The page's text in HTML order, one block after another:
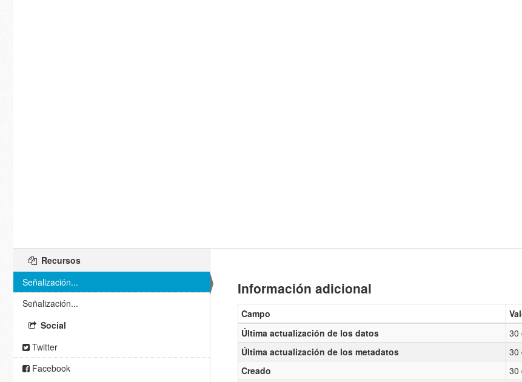
Recursos
Señalización...
Señalización...
Social
Twitter
Facebook
Información adicional
Campo
Última actualización de los datos
30
Última actualización de los metadatos
30
Creado
30